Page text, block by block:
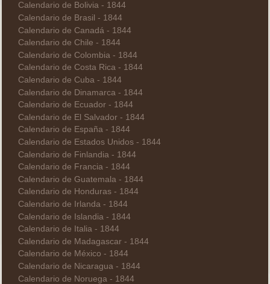
Calendario de Bolivia - 1844
Calendario de Brasil - 1844
Calendario de Canadá - 1844
Calendario de Chile - 1844
Calendario de Colombia - 1844
Calendario de Costa Rica - 1844
Calendario de Cuba - 1844
Calendario de Dinamarca - 1844
Calendario de Ecuador - 1844
Calendario de El Salvador - 1844
Calendario de España - 1844
Calendario de Estados Unidos - 1844
Calendario de Finlandia - 1844
Calendario de Francia - 1844
Calendario de Guatemala - 1844
Calendario de Honduras - 1844
Calendario de Irlanda - 1844
Calendario de Islandia - 1844
Calendario de Italia - 1844
Calendario de Madagascar - 1844
Calendario de México - 1844
Calendario de Nicaragua - 1844
Calendario de Noruega - 1844